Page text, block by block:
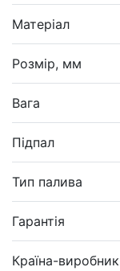
Матеріал
Розмір, мм
Вага
Підпал
Тип палива
Гарантія
Країна-виробник